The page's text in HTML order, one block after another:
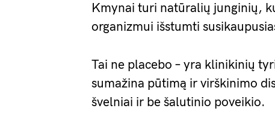
Kmynai turi natūralių junginių,
organizmui išstumti
Tai ne placebo – yra klinikinių
sumažina pūtimą ir virškinimo
švelniai ir be šalutinio poveikio.